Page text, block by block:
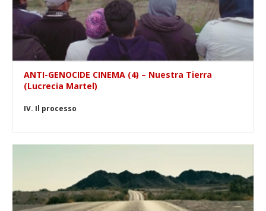
ANTI-GENOCIDE CINEMA (4) – Nuestra Tierra
(Lucrecia Martel)
IV. Il processo